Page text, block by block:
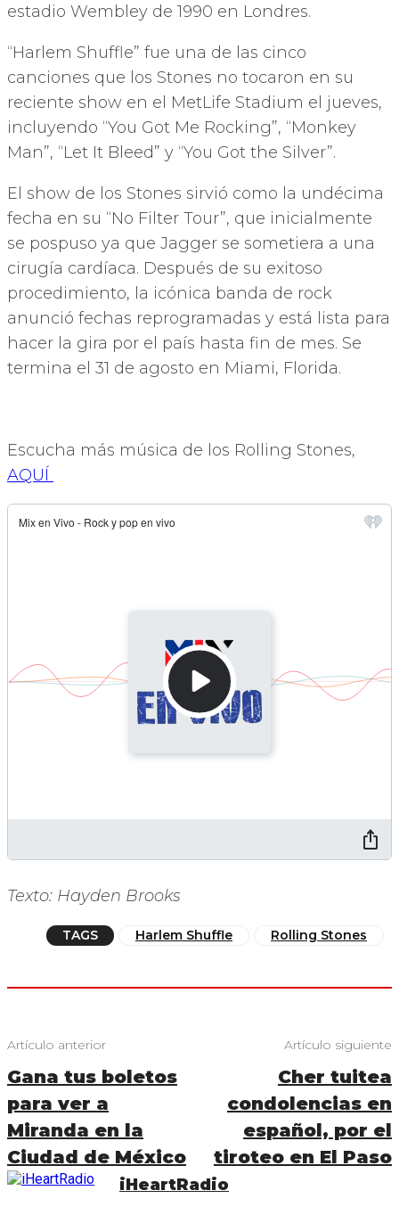
estadio Wembley de 1990 en Londres.
“Harlem Shuffle” fue una de las cinco
canciones que los Stones no tocaron en su
reciente show en el MetLife Stadium el jueves,
incluyendo “You Got Me Rocking”, “Monkey
Man”, “Let It Bleed” y “You Got the Silver”.
El show de los Stones sirvió como la undécima
fecha en su “No Filter Tour”, que inicialmente
se pospuso ya que Jagger se sometiera a una
cirugía cardíaca. Después de su exitoso
procedimiento, la icónica banda de rock
anunció fechas reprogramadas y está lista para
hacer la gira por el país hasta fin de mes. Se
termina el 31 de agosto en Miami, Florida.
Escucha más música de los Rolling Stones,
AQUÍ
Texto: Hayden Brooks
TAGS Harlem Shuffle Rolling Stones
Artículo anterior
Gana tus boletos
para ver a
Miranda en la
Ciudad de México
Artículo siguiente
Cher tuitea
condolencias en
español, por el
tiroteo en El Paso
iHeartRadio